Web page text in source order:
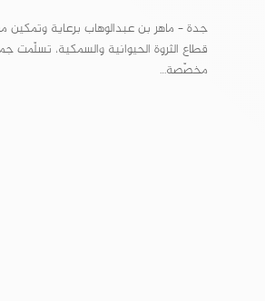
جدة – ماهر بن عبدالوهاب برعاية وتمكين
قطاع الثروة الحيوانية والسمكية، تسلّمت
مخصّصة…